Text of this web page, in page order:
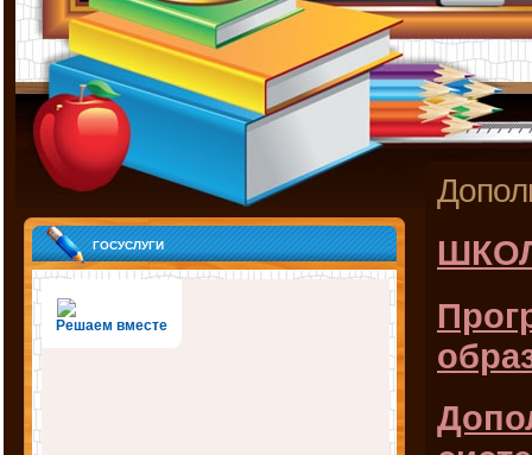
госуслуги
Решаем вместе